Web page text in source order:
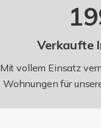
Verkaufte
Mit vollem Einsatz
Wohnungen für